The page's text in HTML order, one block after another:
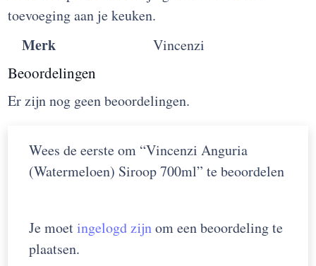
toevoeging aan je keuken.
Merk Vincenzi
Beoordelingen
Er zijn nog geen beoordelingen.
Wees de eerste om “Vincenzi Anguria
(Watermeloen) Siroop 700ml” te beoordelen
Je moetingelogd zijnom een beoordeling te
plaatsen.